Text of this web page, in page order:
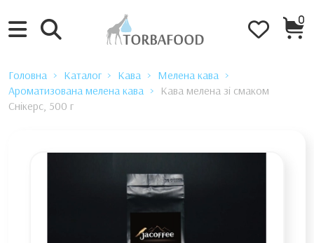
0
Головна Каталог Кава
Мелена кава
Ароматизована мелена кава
Кава мелена зі смаком
Снікерс, 500 г